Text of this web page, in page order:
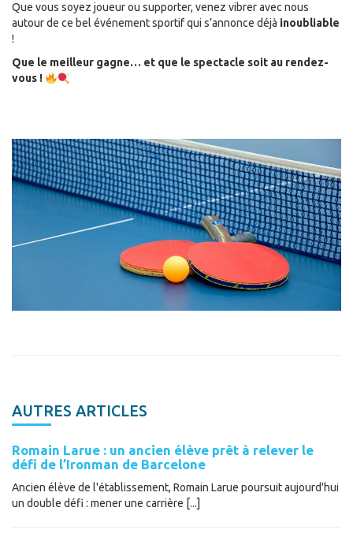
Que vous soyez joueur ou supporter, venez vibrer avec nous
autour de ce bel événement sportif qui s’annonce déjà inoubliable
!
Que le meilleur gagne… et que le spectacle soit au rendez-
vous !
AUTRES ARTICLES
Romain Larue : un ancien élève prêt à relever le
défi de l’Ironman de Barcelone
Ancien élève de l'établissement, Romain Larue poursuit aujourd'hui
un double défi : mener une carrière [...]